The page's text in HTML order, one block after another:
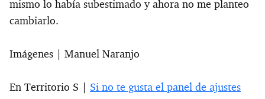
mismo lo había subestimado y ahora no me planteo
cambiarlo.
Imágenes | Manuel Naranjo
En Territorio S | Si no te gusta el panel de ajustes